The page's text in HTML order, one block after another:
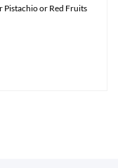
Pistachio or Red Fruits